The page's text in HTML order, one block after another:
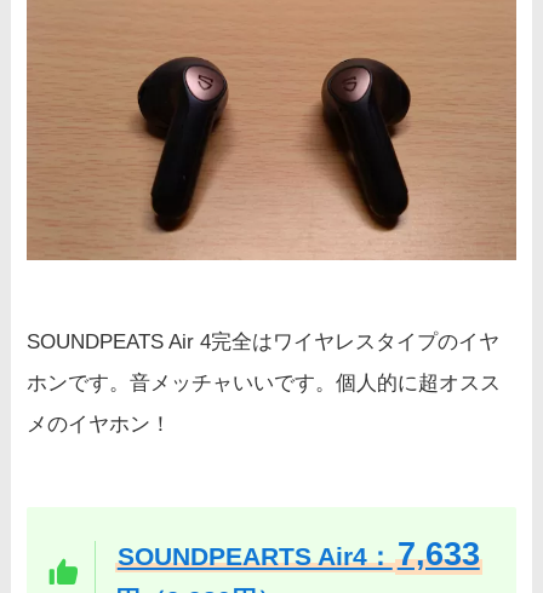
SOUNDPEATS Air 4完全はワイヤレスタイプのイヤ
ホンです。音メッチャいいです。個人的に超オスス
メのイヤホン！
SOUNDPEARTS Air4：7,633